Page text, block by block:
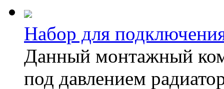
Набор для
Данный монтажный
под давлением